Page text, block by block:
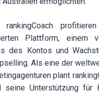
Plattform, einem
des Kontos und
Als eine der
plant
seine Unterstützung für